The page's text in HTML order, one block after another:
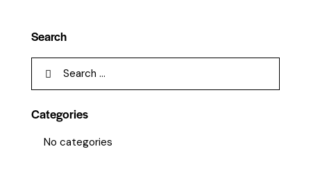
Search
Categories
No categories